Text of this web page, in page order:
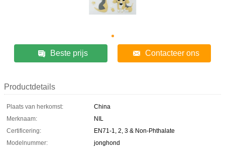
Beste prijs Contacteer ons
Productdetails
Plaats van herkomst:
China
Merknaam:
NIL
Certificering:
EN71-1, 2, 3 & Non-Phthalate
Modelnummer:
jonghond